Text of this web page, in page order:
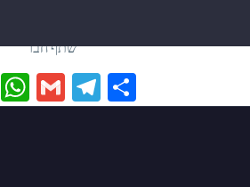
שתף חבר
Facebook
WhatsApp
GmailTelegram